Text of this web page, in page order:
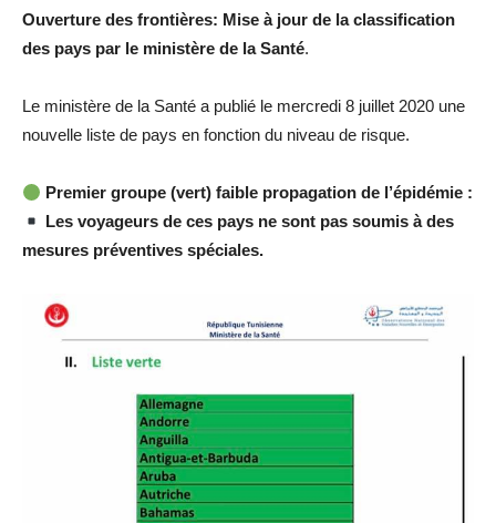
Ouverture des frontières: Mise à jour de la classification
des pays par le ministère de la Santé.
Le ministère de la Santé a publié le mercredi 8 juillet 2020 une
nouvelle liste de pays en fonction du niveau de risque.
Premier groupe (vert) faible propagation de l’épidémie :
Les voyageurs de ces pays ne sont pas soumis à des
mesures préventives spéciales.